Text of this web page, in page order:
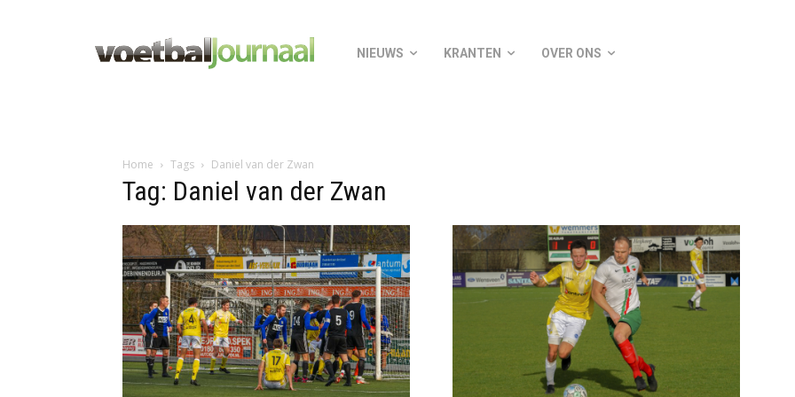
NIEUWS KRANTEN OVER ONS
Home Tags Daniel van der Zwan
Tag: Daniel van der Zwan